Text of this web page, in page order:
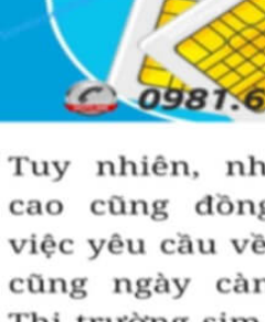
trang chủ của Sim Tiền Giang,
đầu trang chủ. Đây là danh sách
lý do nên bạn có thể chọn mua
Ngoài ra quý khách chưa ưng ý về
khảo thêm Sim Vinaphone,Sim
Sinh..